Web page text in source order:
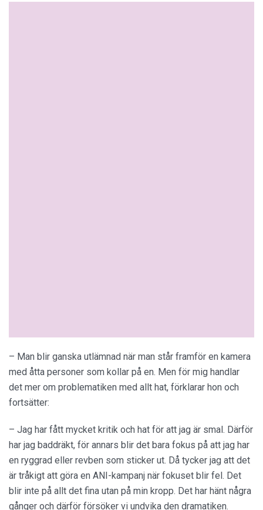
– Man blir ganska utlämnad när man står framför en kamera
med åtta personer som kollar på en. Men för mig handlar
det mer om problematiken med allt hat, förklarar hon och
fortsätter:
– Jag har fått mycket kritik och hat för att jag är smal. Därför
har jag baddräkt, för annars blir det bara fokus på att jag har
en ryggrad eller revben som sticker ut. Då tycker jag att det
är tråkigt att göra en ANI-kampanj när fokuset blir fel. Det
blir inte på allt det fina utan på min kropp. Det har hänt några
gånger och därför försöker vi undvika den dramatiken.